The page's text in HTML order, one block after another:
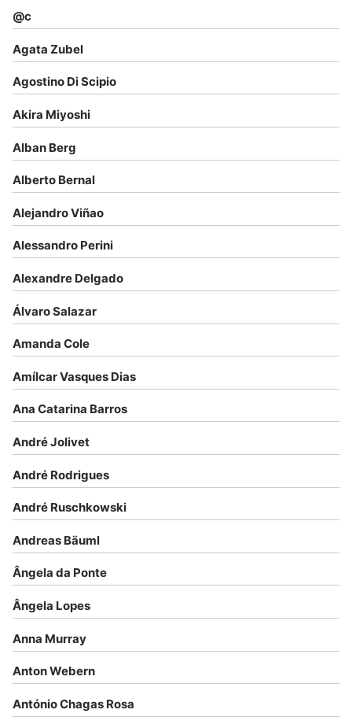
@c
Agata Zubel
Agostino Di Scipio
Akira Miyoshi
Alban Berg
Alberto Bernal
Alejandro Viñao
Alessandro Perini
Alexandre Delgado
Álvaro Salazar
Amanda Cole
Amílcar Vasques Dias
Ana Catarina Barros
André Jolivet
André Rodrigues
André Ruschkowski
Andreas Bäuml
Ângela da Ponte
Ângela Lopes
Anna Murray
Anton Webern
António Chagas Rosa